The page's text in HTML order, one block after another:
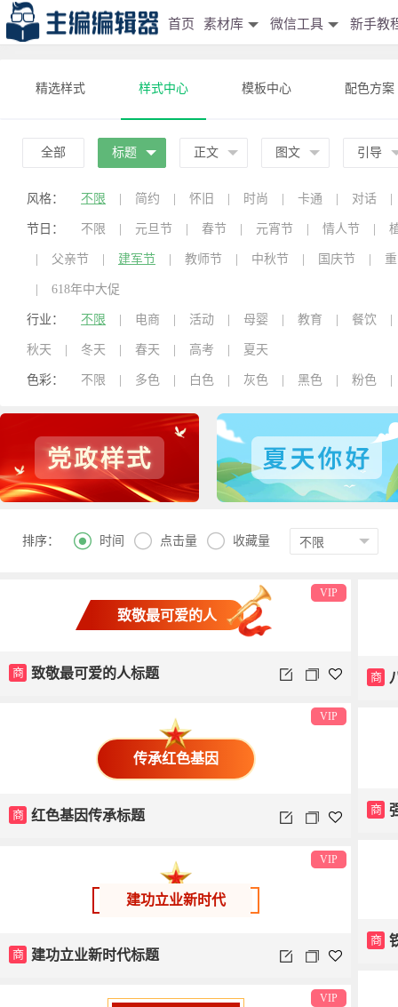
首页 素材库 微信工具 新手教
精选样式 样式中心 模板中心 配色方案
全部 标题 正文 图文 引导
风格： 不限 简约 怀旧 时尚 卡通 对话
节日： 不限 元旦节 春节 元宵节 情人节
父亲节 建军节 教师节 中秋节 国庆节
618年中大促
行业： 不限 电商 活动 母婴 教育 餐饮
秋天 冬天 春天 高考 夏天
色彩： 不限 多色 白色 灰色 黑色 粉色
排序：  时间  点击量  收藏量
致敬最可爱的人
商 致敬最可爱的人标题
VIP
商
传承红色基因
商 红色基因传承标题
VIP
商
商
建功立业新时代
商 建功立业新时代标题
VIP
VIP